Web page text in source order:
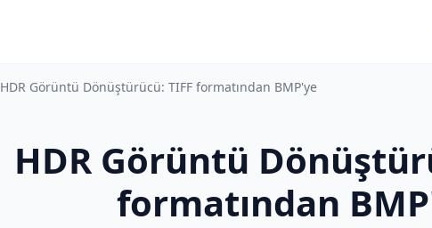
HDR Görüntü Dönüştürücü: TIFF formatından BMP'ye
HDR Görüntü
formatından